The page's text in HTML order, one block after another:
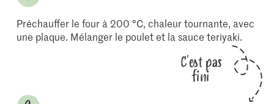
Préchauffer le four à 200 °C, chaleur tournante, avec
une plaque. Mélanger le poulet et la sauce teriyaki.
C'est pas
fini